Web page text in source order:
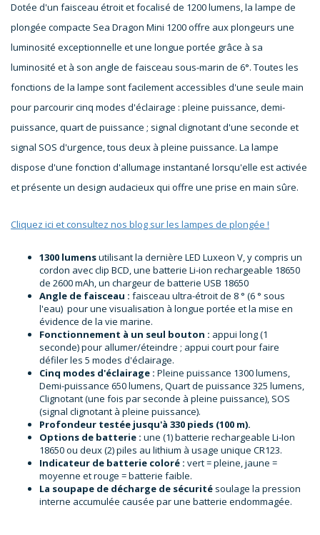
Dotée d'un faisceau étroit et focalisé de 1200 lumens, la lampe de
plongée compacte Sea Dragon Mini 1200 offre aux plongeurs une
luminosité exceptionnelle et une longue portée grâce à sa
luminosité et à son angle de faisceau sous-marin de 6°. Toutes les
fonctions de la lampe sont facilement accessibles d'une seule main
pour parcourir cinq modes d'éclairage : pleine puissance, demi-
puissance, quart de puissance ; signal clignotant d'une seconde et
signal SOS d'urgence, tous deux à pleine puissance. La lampe
dispose d'une fonction d'allumage instantané lorsqu'elle est activée
et présente un design audacieux qui offre une prise en main sûre.
Cliquez ici et consultez nos blog sur les lampes de plongée !
1300 lumensutilisant la dernière LED Luxeon V, y compris un
cordon avec clip BCD, une batterie Li-ion rechargeable 18650
de 2600 mAh, un chargeur de batterie USB 18650
Angle de faisceau : faisceau ultra-étroit de 8 ° (6 ° sous
l'eau) pour une visualisation à longue portée et la mise en
évidence de la vie marine.
Fonctionnement à un seul bouton : appui long (1
seconde) pour allumer/éteindre ; appui court pour faire
défiler les 5 modes d'éclairage.
Cinq modes d'éclairage : Pleine puissance 1300 lumens,
Demi-puissance 650 lumens, Quart de puissance 325 lumens,
Clignotant (une fois par seconde à pleine puissance), SOS
(signal clignotant à pleine puissance).
Profondeur testée jusqu'à 330 pieds (100 m).
Options de batterie : une (1) batterie rechargeable Li-Ion
18650 ou deux (2) piles au lithium à usage unique CR123.
Indicateur de batterie coloré : vert = pleine, jaune =
moyenne et rouge = batterie faible.
La soupape de décharge de sécurité soulage la pression
interne accumulée causée par une batterie endommagée.